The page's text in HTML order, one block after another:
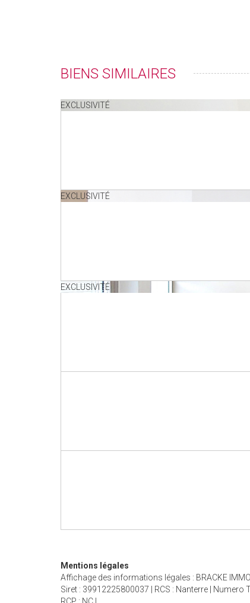
BIENS SIMILAIRES
EXCLUSIVITÉ
EXCLUSIVITÉ
EXCLUSIVITÉ
Mentions légales
Affichage des informations légales : BRACKE
Siret : 39912225800037 | RCS : Nanterre |